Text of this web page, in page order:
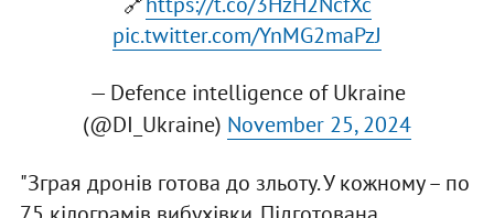
pic.twitter.com/YnMG2maPzJ
— Defence intelligence of Ukraine
(@DI_Ukraine) November 25, 2024
"Зграя дронів готова до зльоту. У кожному – по